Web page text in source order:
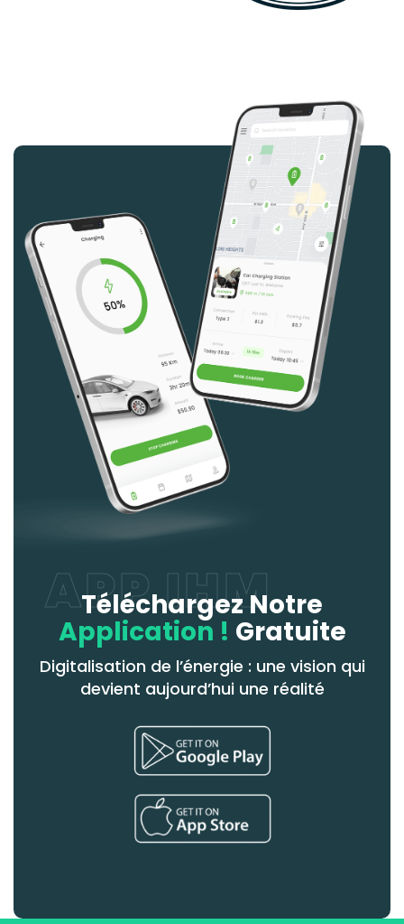
APP IHM
Téléchargez Notre
Application ! Gratuite
Digitalisation de l’énergie : une vision qui
devient aujourd’hui une réalité